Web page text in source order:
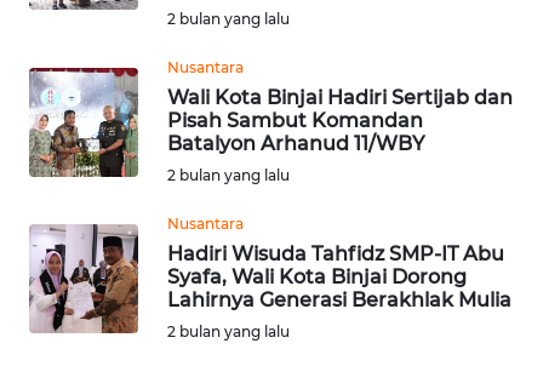
2 bulan yang lalu
Nusantara
Wali Kota Binjai Hadiri Sertijab dan
Pisah Sambut Komandan
Batalyon Arhanud 11/WBY
2 bulan yang lalu
Nusantara
Hadiri Wisuda Tahfidz SMP-IT Abu
Syafa, Wali Kota Binjai Dorong
Lahirnya Generasi Berakhlak Mulia
2 bulan yang lalu
WN
KALBAR
KALTENG
WN
KALTARA